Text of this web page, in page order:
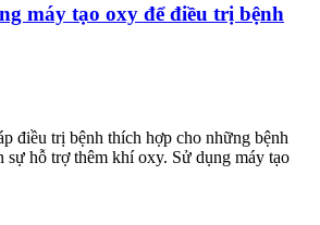
máy tạo oxy để điều trị bệnh
điều trị bệnh thích hợp cho những bệnh
sự hỗ trợ thêm khí oxy. Sử dụng máy tạo